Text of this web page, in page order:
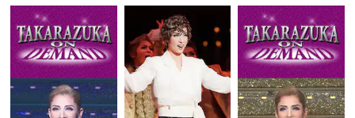
購入明細 ４ヵ月分の購入明細の確認が可能です。
Myクーポン
現在獲得済みのお得なクーポンを確認でき
ます。